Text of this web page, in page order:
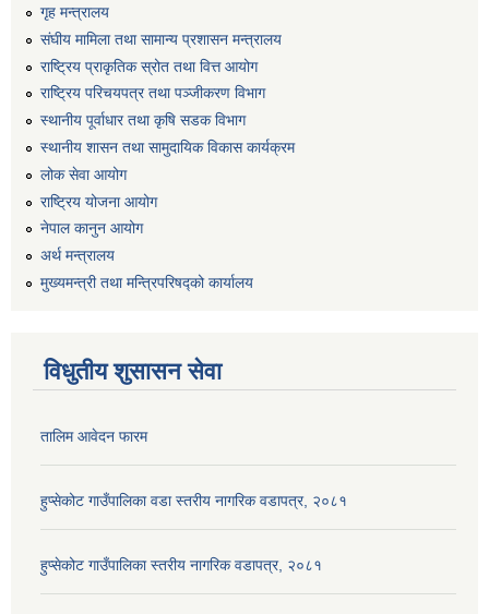
गृह मन्त्रालय
संघीय मामिला तथा सामान्य प्रशासन मन्त्रालय
राष्ट्रिय प्राकृतिक स्रोत तथा वित्त आयोग
राष्ट्रिय परिचयपत्र तथा पञ्जीकरण विभाग
स्थानीय पूर्वाधार तथा कृषि सडक विभाग
स्थानीय शासन तथा सामुदायिक विकास कार्यक्रम
लोक सेवा आयोग
राष्ट्रिय योजना आयोग
नेपाल कानुन आयोग
अर्थ मन्त्रालय
मुख्यमन्त्री तथा मन्त्रिपरिषद्को कार्यालय
विधुतीय शुसासन सेवा
तालिम आवेदन फारम
हुप्सेकोट गाउँपालिका वडा स्तरीय नागरिक वडापत्र, २०८१
हुप्सेकोट गाउँपालिका स्तरीय नागरिक वडापत्र, २०८१